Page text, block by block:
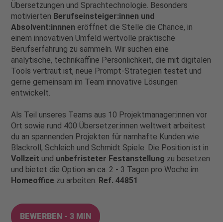
Übersetzungen und Sprachtechnologie. Besonders
motivierten Berufseinsteiger:innen und
Absolvent:innnen eröffnet die Stelle die Chance, in
einem innovativen Umfeld wertvolle praktische
Berufserfahrung zu sammeln. Wir suchen eine
analytische, technikaffine Persönlichkeit, die mit digitalen
Tools vertraut ist, neue Prompt-Strategien testet und
gerne gemeinsam im Team innovative Lösungen
entwickelt.
Als Teil unseres Teams aus 10 Projektmanager:innen vor
Ort sowie rund 400 Übersetzer:innen weltweit arbeitest
du an spannenden Projekten für namhafte Kunden wie
Blackroll, Schleich und Schmidt Spiele. Die Position ist in
Vollzeit und unbefristeter Festanstellung zu besetzen
und bietet die Option an ca. 2 - 3 Tagen pro Woche im
Homeoffice zu arbeiten. Ref. 44851
BEWERBEN - 3 MIN